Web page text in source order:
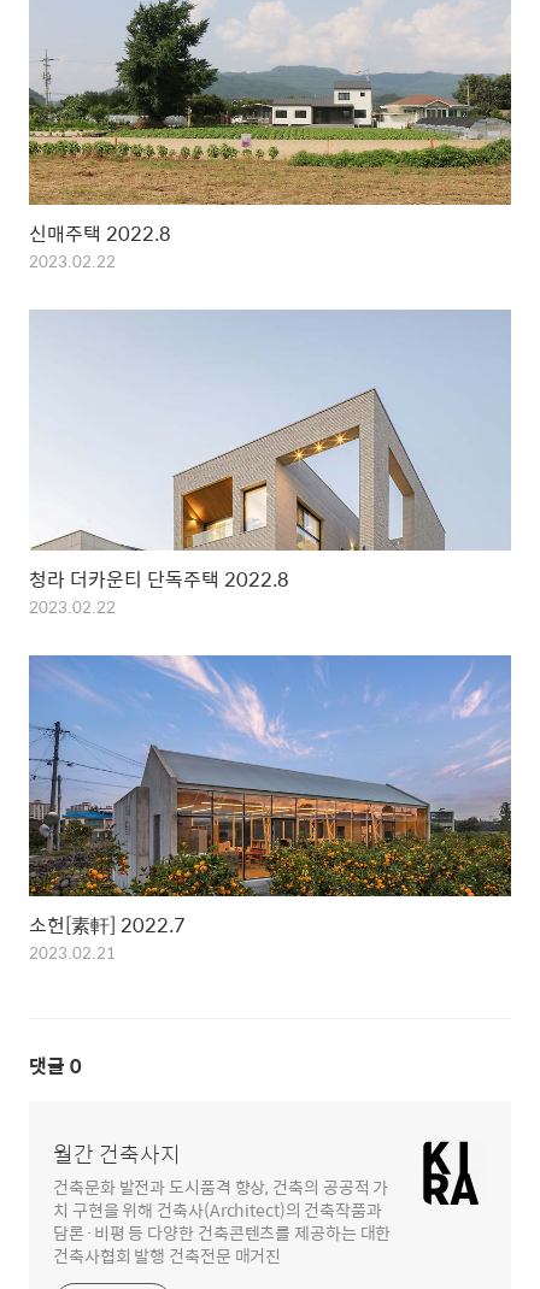
신매주택 2022.8
2023.02.22
청라 더카운티 단독주택 2022.8
2023.02.22
소헌[素軒] 2022.7
2023.02.21
댓글 0
월간 건축사지
건축문화 발전과 도시품격 향상, 건축의 공공적 가
치 구현을 위해 건축사(Architect)의 건축작품과
담론·비평 등 다양한 건축콘텐츠를 제공하는 대한
건축사협회 발행 건축전문 매거진